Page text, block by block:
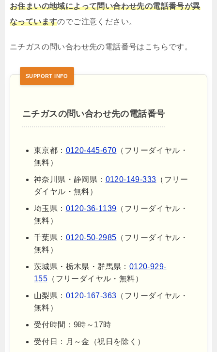
お住まいの地域によって問い合わせ先の電話番号が異
なっていますのでご注意ください。
ニチガスの問い合わせ先の電話番号はこちらです。
ニチガスの問い合わせ先の電話番号
東京都： 0120-445-670 （フリーダイヤル・
無料）
神奈川県・静岡県： 0120-149-333 （フリー
ダイヤル・無料）
埼玉県： 0120-36-1139 （フリーダイヤル・
無料）
千葉県： 0120-50-2985 （フリーダイヤル・
無料）
茨城県・栃木県・群馬県： 0120-929-
155 （フリーダイヤル・無料）
山梨県： 0120-167-363 （フリーダイヤル・
無料）
受付時間：9時～17時
受付日：月～金（祝日を除く）